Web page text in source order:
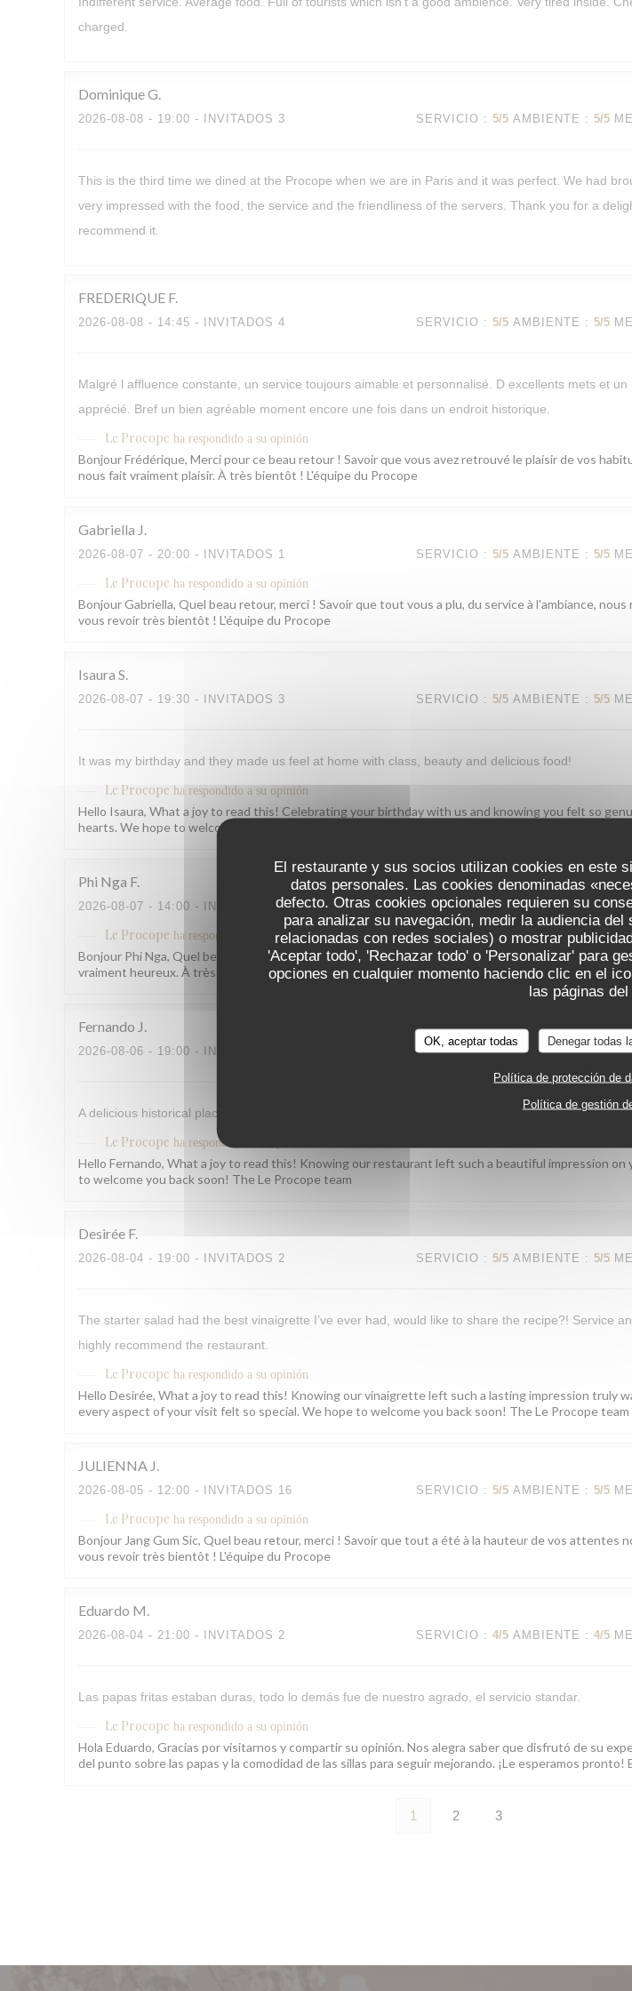
El restaurante y sus socios utilizan cookies en este
datos personales. Las cookies denominadas
defecto. Otras cookies opcionales requieren su
para analizar su navegación, medir la audiencia
relacionadas con redes sociales) o mostrar
'Aceptar todo', 'Rechazar todo' o 'Personalizar' para
opciones en cualquier momento haciendo clic en el
las páginas
OK, aceptar todas Denegar todas
Política de protección de
Política de gestión
charged.
DominiqueG
2026-08-08 - 19:00 - INVITADOS 3 SERVICIO : 5/5 AMBIENTE : 5/5
This is the third time we dined at the Procope when we are in Paris and it was perfect. We had
very impressed with the food, the service and the friendliness of the servers. Thank you for a
recommend it.
FREDERIQUE F
2026-08-08 - 14:45 - INVITADOS 4 SERVICIO : 5/5 AMBIENTE : 5/5
Malgré l affluence constante, un service toujours aimable et personnalisé. D excellents mets et
apprécié. Bref un bien agréable moment encore une fois dans un endroit historique.
Le Procope ha respondido a su opinión
Bonjour Frédérique, Merci pour ce beau retour ! Savoir que vous avez retrouvé le plaisir de vos
nous fait vraiment plaisir. À très bientôt ! L'équipe du Procope
Gabriella J
2026-08-07 - 20:00 - INVITADOS 1 SERVICIO : 5/5 AMBIENTE : 5/5
Le Procope ha respondido a su opinión
Bonjour Gabriella, Quel beau retour, merci ! Savoir que tout vous a plu, du service à l'ambiance,
vous revoir très bientôt ! L'équipe du Procope
Isaura S
2026-08-07 - 19:30 - INVITADOS 3 SERVICIO : 5/5 AMBIENTE : 5/5
It was my birthday and they made us feel at home with class, beauty and delicious food!
Le Procope ha respondido a su opinión
Hello Isaura, What a joy to read this! Celebrating your birthday with us and knowing you felt so
hearts. We hope to welcome you back soon! The Le Procope team
Phi Nga F
2026-08-07 - 14:00 - INVITADOS 2 SERVICIO: 5/5 AMBIENTE: 5/5
Le Procope ha respondido a su opinión
Bonjour Phi Nga, Quel beau retour, merci ! Savoir que tout vous a plu, du service à l'ambiance en
vraiment heureux. À très bientôt ! L'équipe du Procope
Fernando J
2026-08-06 - 19:00 - INVITADOS 7 SERVICIO: 5/5 AMBIENTE: 5/5
A delicious historical place to where to enjoy high quality dishes in a incredible place.
Le Procope ha respondido a su opinión
Hello Fernando, What a joy to read this! Knowing our restaurant left such a beautiful impression on
to welcome you back soon! The Le Procope team
Desirée F
2026-08-04 - 19:00 - INVITADOS 2 SERVICIO : 5/5 AMBIENTE : 5/5
The starter salad had the best vinaigrette I’ve ever had, would like to share the recipe?! Service
highly recommend the restaurant.
Le Procope ha respondido a su opinión
Hello Desirée, What a joy to read this! Knowing our vinaigrette left such a lasting impression truly
every aspect of your visit felt so special. We hope to welcome you back soon! The Le Procope team
JULIENNA J
2026-08-05 - 12:00 - INVITADOS 16 SERVICIO : 5/5 AMBIENTE : 5/5
Le Procope ha respondido a su opinión
Bonjour Jang Gum Sic, Quel beau retour, merci ! Savoir que tout a été à la hauteur de vos attentes
vous revoir très bientôt ! L'équipe du Procope
Eduardo M
2026-08-04 - 21:00 - INVITADOS 2 SERVICIO : 4/5 AMBIENTE : 4/5
Las papas fritas estaban duras, todo lo demás fue de nuestro agrado, el servicio standar.
Le Procope ha respondido a su opinión
Hola Eduardo, Gracias por visitarnos y compartir su opinión. Nos alegra saber que disfrutó de su
del punto sobre las papas y la comodidad de las sillas para seguir mejorando. ¡Le esperamos pronto!
1 2 3